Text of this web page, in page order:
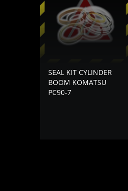
SEAL KIT CYLINDER
BOOM KOMATSU
PC90-7